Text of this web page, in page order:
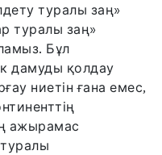
туралы заң»
туралы заң»
Бұл
дамуды қолдау
ниетін ғана емес,
ажырамас